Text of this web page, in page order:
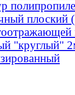
плоский
"круглый"